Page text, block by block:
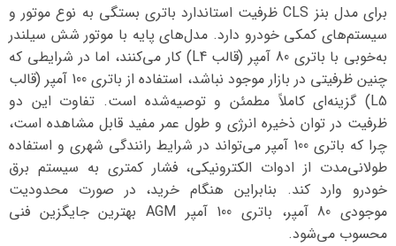
برای مدل بنز CLS ظرفیت استاندارد باتری بستگی به نوع موتور و
سیستم‌های کمکی خودرو دارد. مدل‌های پایه با موتور شش سیلندر
به‌خوبی با باتری 80 آمپر (قالب L4) کار می‌کنند، اما در شرایطی که
چنین ظرفیتی در بازار موجود نباشد، استفاده از باتری 100 آمپر (قالب
L5) گزینه‌ای کاملاً مطمئن و توصیه‌شده است. تفاوت این دو
ظرفیت در توان ذخیره انرژی و طول عمر مفید قابل مشاهده است،
چرا که باتری 100 آمپر می‌تواند در شرایط رانندگی شهری و استفاده
طولانی‌مدت از ادوات الکترونیکی، فشار کمتری به سیستم برق
خودرو وارد کند. بنابراین هنگام خرید، در صورت محدودیت
موجودی 80 آمپر، باتری 100 آمپر AGM بهترین جایگزین فنی
محسوب می‌شود.